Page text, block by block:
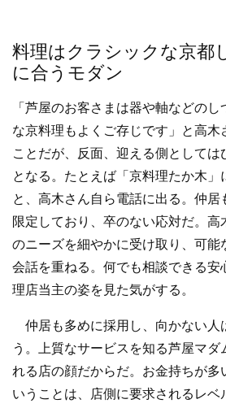
料理はクラシックな京都
に合うモダン
「芦屋のお客さまは器や軸などの
な京料理もよくご存じです」と高木
ことだが、反面、迎える側としては
となる。たとえば「京料理たか木」
と、高木さん自ら電話に出る。仲居
限定しており、卒のない応対だ。高
のニーズを細やかに受け取り、可能
会話を重ねる。何でも相談できる安
理店当主の姿を見た気がする。
仲居も多めに採用し、向かない人
う。上質なサービスを知る芦屋マダ
れる店の顔だからだ。お金持ちが多
いうことは、店側に要求されるレベ